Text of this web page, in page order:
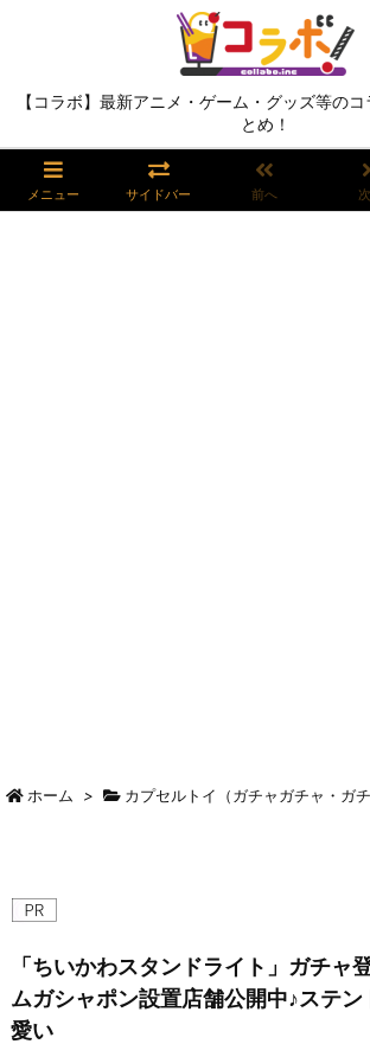
【コラボ】最新アニメ・ゲーム・グッズ等の
とめ！
メニュー サイドバー 前へ
ホーム > カプセルトイ（ガチャガチャ・ガ
「ちいかわスタンドライト」ガチャ
ムガシャポン設置店舗公開中♪ステ
愛い